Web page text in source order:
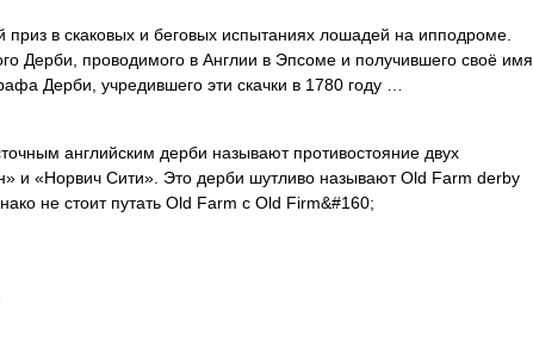
в скаковых и беговых испытаниях лошадей на ипподроме.
Дерби, проводимого в Англии в Эпсоме и получившего своё имя
Дерби, учредившего эти скачки в 1780 году …
английским дерби называют противостояние двух
и «Норвич Сити». Это дерби шутливо называют Old Farm derby
не стоит путать Old Farm с Old Firm&#160;